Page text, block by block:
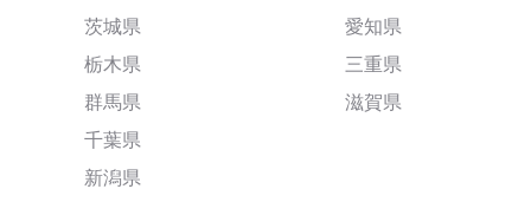
茨城県
栃木県
群馬県
千葉県
新潟県
愛知県
三重県
滋賀県